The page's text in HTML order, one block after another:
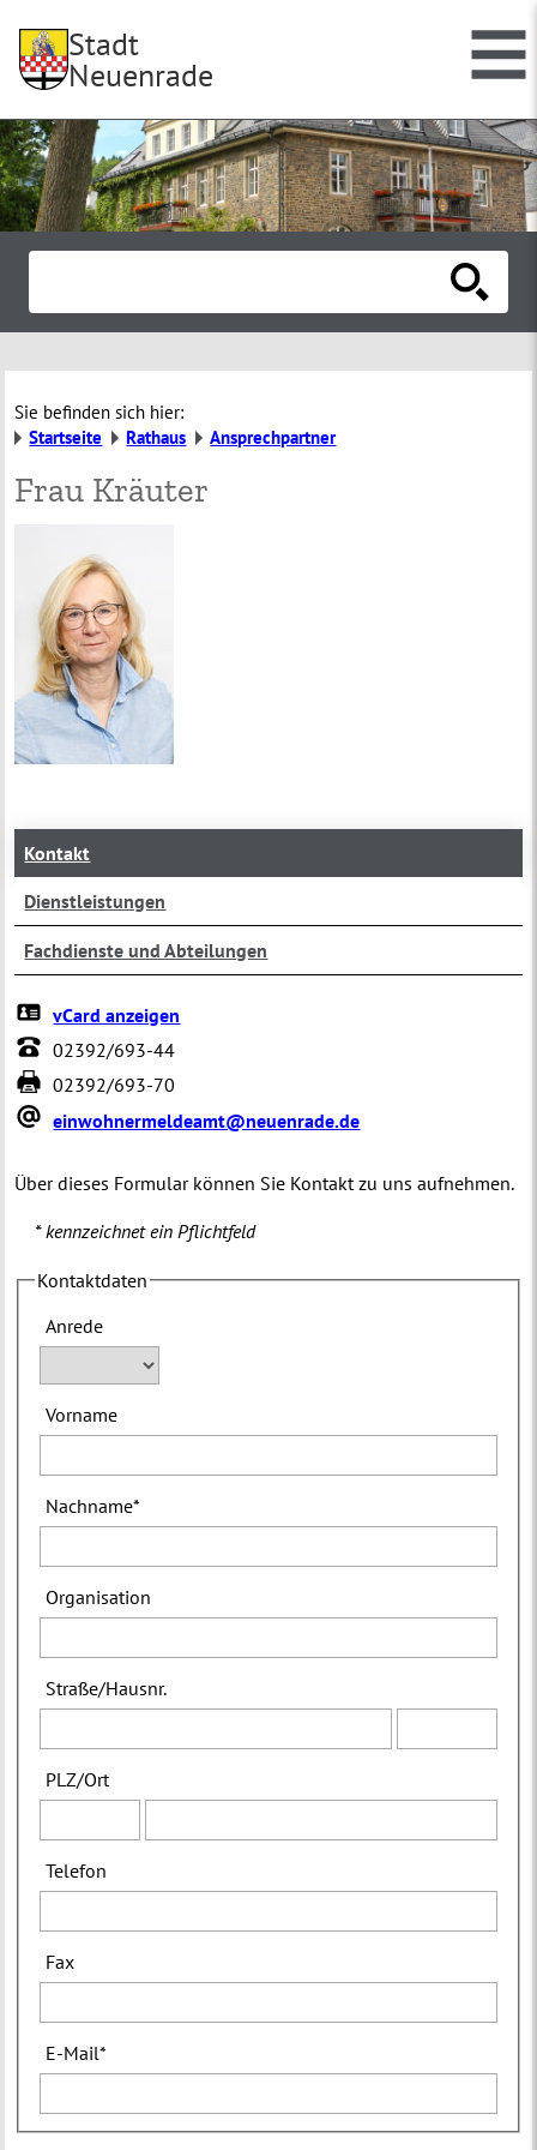
Stadt
Neuenrade
Sie befinden sich hier:
Startseite
Rathaus Ansprechpartner
Frau Kräuter
Kontakt
Dienstleistungen
Fachdienste und Abteilungen
vCard anzeigen
02392/693-44
02392/693-70
einwohnermeldeamt@neuenrade.de
Über dieses Formular können Sie Kontakt zu uns aufnehmen.
* kennzeichnet ein Pflichtfeld
Kontaktdaten
Anrede
Vorname
Nachname*
Organisation
Straße/Hausnr.
PLZ/Ort
Telefon
Fax
E-Mail*